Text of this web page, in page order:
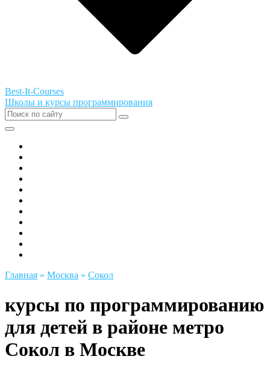
Best-It-Courses
Школы и курсы программирования
Главная » Москва » Сокол
курсы по программированию
для детей в районе метро
Сокол в Москве